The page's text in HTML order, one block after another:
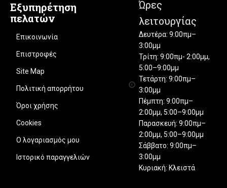
Εξυπηρέτηση
πελατών
Επικοινωνία
Επιστροφές
Site Map
Πολιτική απορρήτου
Όροι χρήσης
Cookies
Ο λογαριασμός μου
Ιστορικό παραγγελιών
Ώρες
λειτουργίας
Δευτέρα: 9:00πμ–
3:00μμ
Τρίτη: 9:00πμ- 2:00μμ,
5:00–9:00μμ
Τετάρτη: 9:00πμ–
3:00μμ
Πέμπτη: 9:00πμ–
2:00μμ, 5:00–9:00μμ
Παρασκευή: 9:00πμ–
2:00μμ, 5:00–9:00μμ
Σάββατο: 9:00πμ–
3:00μμ
Κυριακή: Κλειστά